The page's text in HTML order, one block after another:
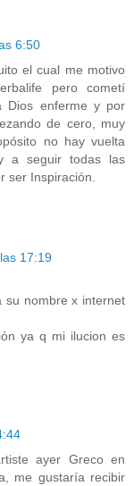
6:50
el cual me motivo
pero cometí
Dios enferme y por
de cero, muy
no hay vuelta
a seguir todas las
ser Inspiración.
17:19
su nombre x internet
ya q mi ilucion es
ayer Greco en
me gustaría recibir